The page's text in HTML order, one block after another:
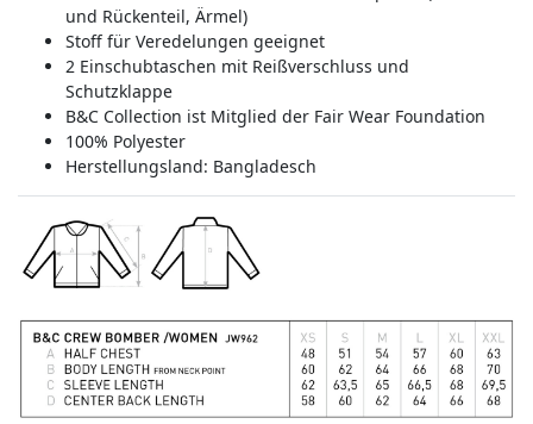
und Rückenteil, Ärmel)
Stoff für Veredelungen geeignet
2 Einschubtaschen mit Reißverschluss und
Schutzklappe
B&C Collection ist Mitglied der Fair Wear Foundation
100% Polyester
Herstellungsland: Bangladesch